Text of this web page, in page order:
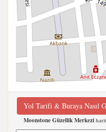
Yol Tarifi & Buraya Nasıl
Moonstone Güzellik Merkezi